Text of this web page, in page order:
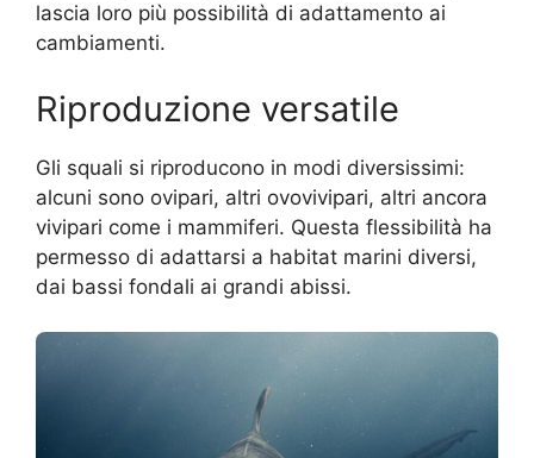
lascia loro più possibilità di adattamento ai
cambiamenti.
Riproduzione versatile
Gli squali si riproducono in modi diversissimi:
alcuni sono ovipari, altri ovovivipari, altri ancora
vivipari come i mammiferi. Questa flessibilità ha
permesso di adattarsi a habitat marini diversi,
dai bassi fondali ai grandi abissi.